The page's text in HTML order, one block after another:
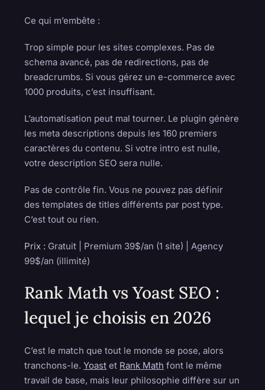
Ce qui m’embête :
Trop simple pour les sites complexes. Pas de
schema avancé, pas de redirections, pas de
breadcrumbs. Si vous gérez un e-commerce avec
1000 produits, c’est insuffisant.
L’automatisation peut mal tourner. Le plugin génère
les meta descriptions depuis les 160 premiers
caractères du contenu. Si votre intro est nulle,
votre description SEO sera nulle.
Pas de contrôle fin. Vous ne pouvez pas définir
des templates de titles différents par post type.
C’est tout ou rien.
Prix : Gratuit | Premium 39$/an (1 site) | Agency
99$/an (illimité)
Rank Math vs Yoast SEO :
lequel je choisis en 2026
C’est le match que tout le monde se pose, alors
tranchons-le.Yoast et Rank Math font le même
travail de base, mais leur philosophie diffère sur un